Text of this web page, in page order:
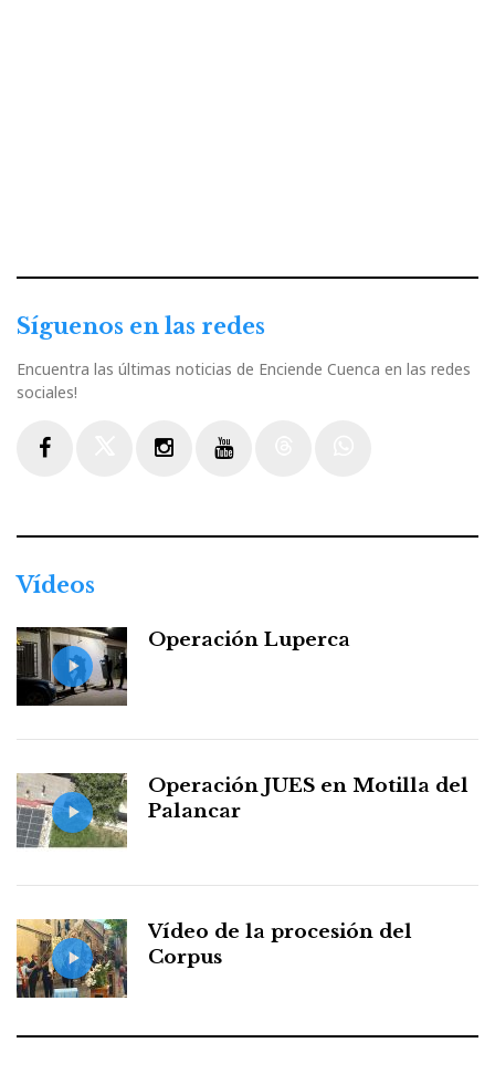
Síguenos en las redes
Encuentra las últimas noticias de Enciende Cuenca en las redes
sociales!
Vídeos
Operación Luperca
Operación JUES en Motilla del
Palancar
Vídeo de la procesión del
Corpus